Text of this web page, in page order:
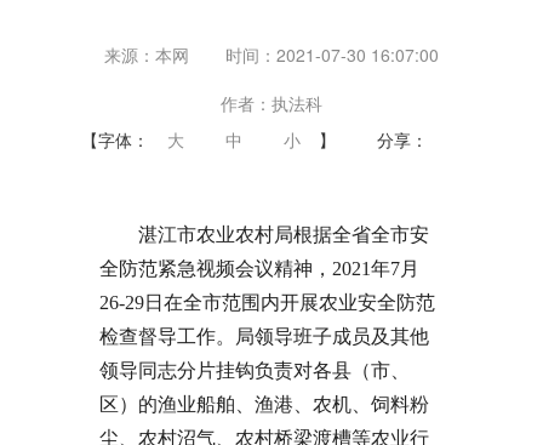
来源：本网
时间：2021-07-30 16:07:00
作者：执法科
【字体：
大 中 小 】 分享：
湛江市农业农村局根据全省全市安
全防范紧急视频会议精神，2021年7月
26-29日在全市范围内开展农业安全防范
检查督导工作。局领导班子成员及其他
领导同志分片挂钩负责对各县（市、
区）的渔业船舶、渔港、农机、饲料粉
尘、农村沼气、农村桥梁渡槽等农业行